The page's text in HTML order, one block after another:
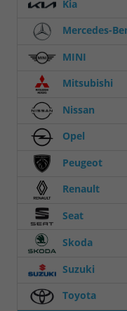
Kia
Mercedes-
MINI
Mitsubishi
Nissan
Opel
Peugeot
Renault
Seat
Skoda
Suzuki
Toyota